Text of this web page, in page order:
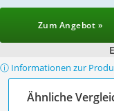
Zum Angebot »
ⓘ Informationen zur
Ähnliche